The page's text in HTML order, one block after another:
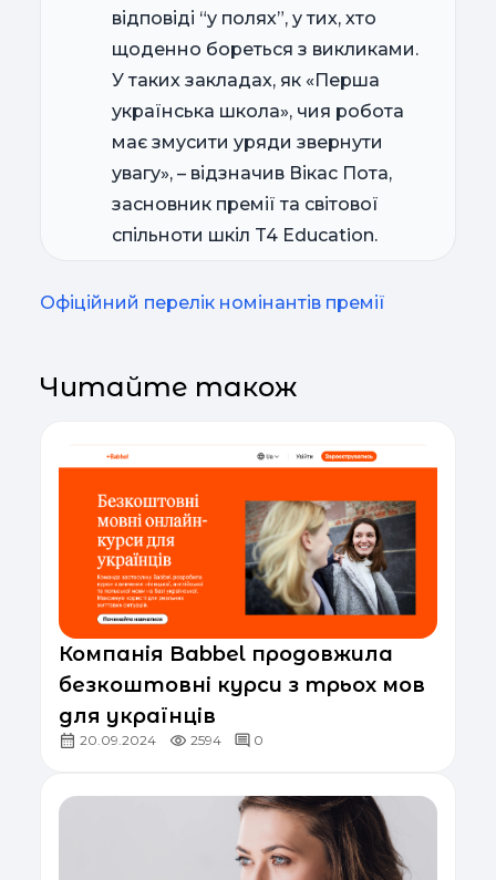
відповіді “у полях”, у тих, хто
щоденно бореться з викликами.
У таких закладах, як «Перша
українська школа», чия робота
має змусити уряди звернути
увагу», – відзначив Вікас Пота,
засновник премії та світової
спільноти шкіл T4 Education.
Офіційний перелік номінантів премії
Читайте також
Компанія Babbel продовжила
безкоштовні курси з трьох мов
для українців
20.09.2024 2594 0